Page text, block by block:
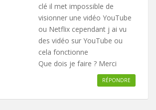
clé il met impossible de
visionner une vidéo YouTube
ou Netflix cependant j ai vu
des vidéo sur YouTube ou
cela fonctionne
Que dois je faire ? Merci
RÉPONDRE